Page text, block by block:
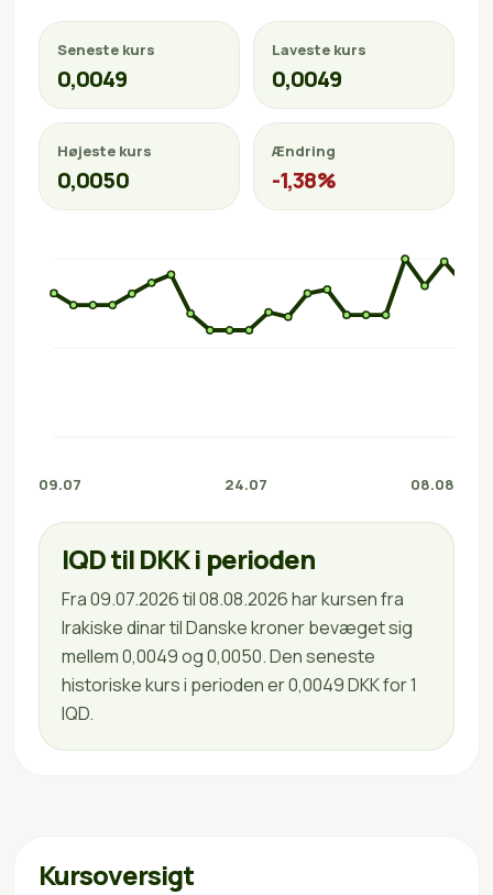
Seneste kurs
0,0049
Laveste kurs
0,0049
Højeste kurs
0,0050
Ændring
-1,38%
09.07 24.07 08.08
IQD til DKK i perioden
Fra 09.07.2026 til 08.08.2026 har kursen fra
Irakiske dinar til Danske kroner bevæget sig
mellem 0,0049 og 0,0050. Den seneste
historiske kurs i perioden er 0,0049 DKK for 1
IQD.
Kursoversigt